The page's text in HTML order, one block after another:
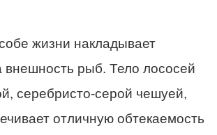
жизни накладывает
внешность рыб. Тело лососей
серебристо-серой чешуей,
отличную обтекаемость